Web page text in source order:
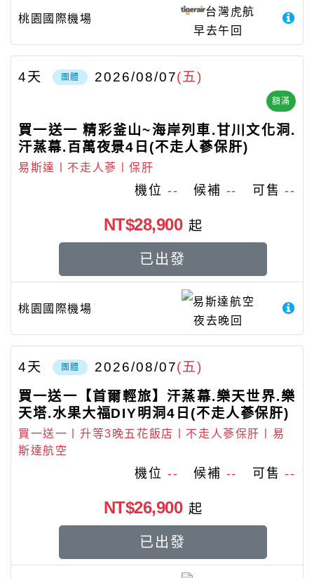
桃園國際機場
台灣虎航
早去午回
額滿
團體 2026/08/07(五)
4天
買一送一 精彩釜山~海岸列車.甘川文化洞.
汗蒸幕.百萬夜景4日(不走人蔘保肝)
機位 -- 候補 -- 可售--
易斯達〡不走人蔘〡保肝
桃園國際機場
易斯達航空
夜去晚回
NT$28,900 起
已出發
團體 2026/08/07(五)
4天
買一送一【首爾輕旅】汗蒸幕.樂天世界.樂
天塔.水果大福DIY明洞4日(不走人蔘保肝)
機位 -- 候補 -- 可售--
買一送一〡升等3晚五花飯店〡不走人蔘保肝〡易
斯達航空
NT$26,900 起
已出發